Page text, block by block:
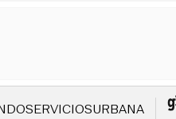
SERVICIOSURBANA